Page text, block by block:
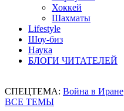
Хоккей
Шахматы
Lifestyle
Шоу-биз
Наука
БЛОГИ ЧИТАТЕЛЕЙ
СПЕЦТЕМА: Война в Иране
ВСЕ ТЕМЫ